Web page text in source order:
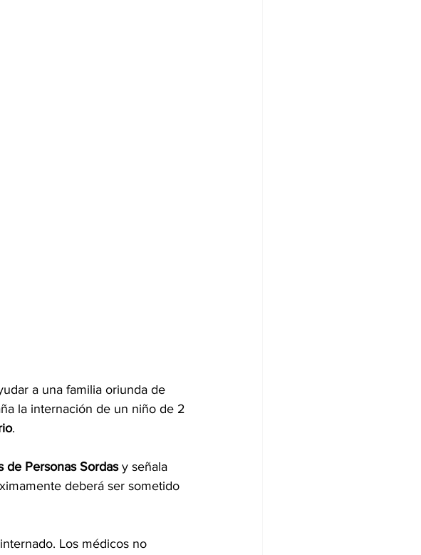
a una familia oriunda de
la internación de un niño de 2
.
de Personas Sordas y señala
deberá ser sometido
Los médicos no